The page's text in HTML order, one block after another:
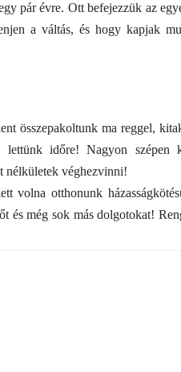
pár évre. Ott befejezzük az
a váltás, és hogy kapjak
összepakoltunk ma reggel,
időre! Nagyon szépen
nélkületek véghezvinni!
volna otthonunk
és még sok más dolgotokat!